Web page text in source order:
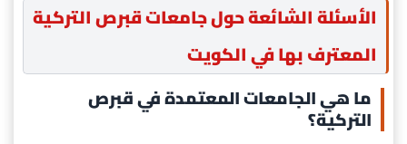
الأسئلة الشائعة حول جامعات قبرص التركية
المعترف بها في الكويت
ما هي الجامعات المعتمدة في قبرص
التركية؟